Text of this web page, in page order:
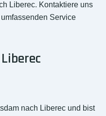
Liberec. Kontaktiere uns
Service
nach Liberec und bist